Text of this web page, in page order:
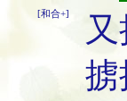
[和合+]
掳